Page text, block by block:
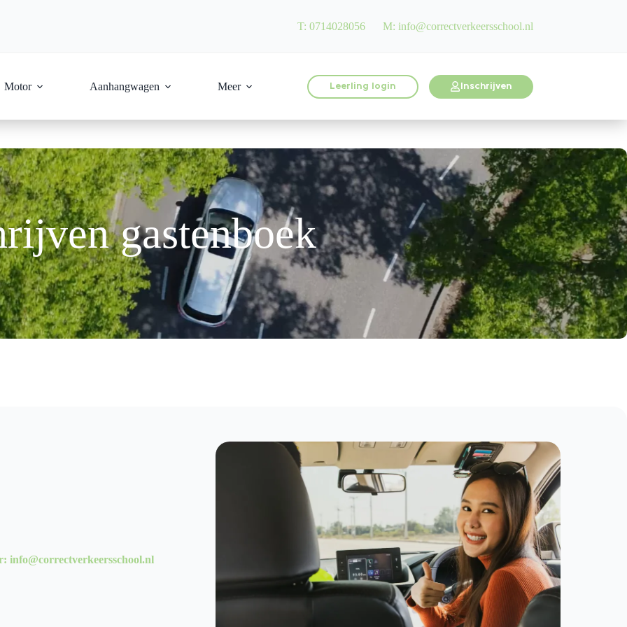
T: 0714028056 M: info@correctverkeersschool.nl
Motor Aanhangwagen Meer Leerling login Inschrijven
gastenboek
info@correctverkeersschool.nl